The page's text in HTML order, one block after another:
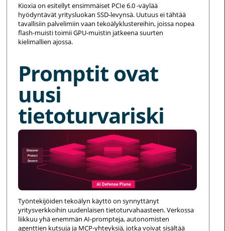
Kioxia on esitellyt ensimmäiset PCIe 6.0 -väylää
hyödyntävät yritysluokan SSD-levynsä. Uutuus ei tähtää
tavallisiin palvelimiin vaan tekoälyklustereihin, joissa nopea
flash-muisti toimii GPU-muistin jatkeena suurten
kielimallien ajossa.
Promptit ovat
uusi
tietoturvariski
Työntekijöiden tekoälyn käyttö on synnyttänyt
yritysverkkoihin uudenlaisen tietoturvahaasteen. Verkossa
liikkuu yhä enemmän AI-prompteja, autonomisten
agenttien kutsuja ja MCP-yhteyksiä, jotka voivat sisältää